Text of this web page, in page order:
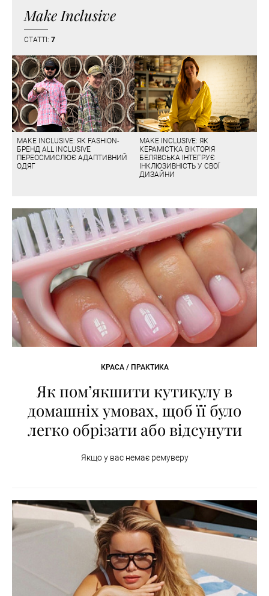
Make Inclusive
СТАТТІ: 7
MAKE INCLUSIVE: ЯК FASHION-
БРЕНД ALL INCLUSIVE
ПЕРЕОСМИСЛЮЄ АДАПТИВНИЙ
ОДЯГ
MAKE INCLUSIVE: ЯК
КЕРАМІСТКА ВІКТОРІЯ
БЕЛЯВСЬКА ІНТЕГРУЄ
ІНКЛЮЗИВНІСТЬ У СВОЇ
ДИЗАЙНИ
КРАСА / ПРАКТИКА
Як пом’якшити кутикулу в
домашніх умовах, щоб її було
легко обрізати або відсунути
Якщо у вас немає ремуверу